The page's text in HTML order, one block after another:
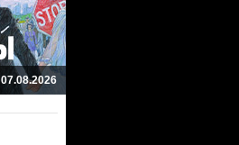
07.08.2026